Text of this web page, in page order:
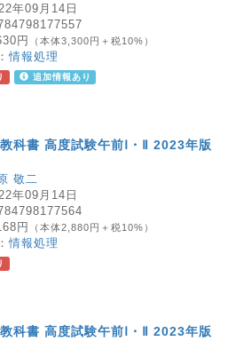
年09月14日
円 （本体3,300円＋税10%）
情報処理
追加情報あり
科書 高度試験午前Ⅰ・Ⅱ 2023年版
敬二
年09月14日
円 （本体2,880円＋税10%）
情報処理
科書 高度試験午前Ⅰ・Ⅱ 2023年版